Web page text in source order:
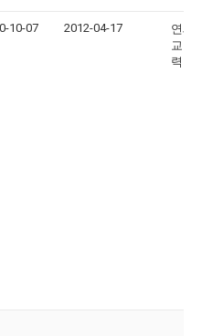
10-07 2012-04-17
연세
교 산
력단